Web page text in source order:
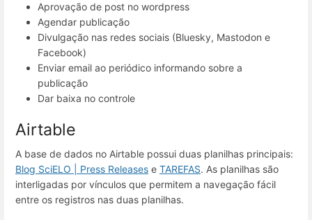
Aprovação de post no wordpress
Agendar publicação
Divulgação nas redes sociais (Bluesky, Mastodon e
Facebook)
Enviar email ao periódico informando sobre a
publicação
Dar baixa no controle
Airtable
A base de dados no Airtable possui duas planilhas principais:
Blog SciELO | Press Releases e TAREFAS. As planilhas são
interligadas por vínculos que permitem a navegação fácil
entre os registros nas duas planilhas.